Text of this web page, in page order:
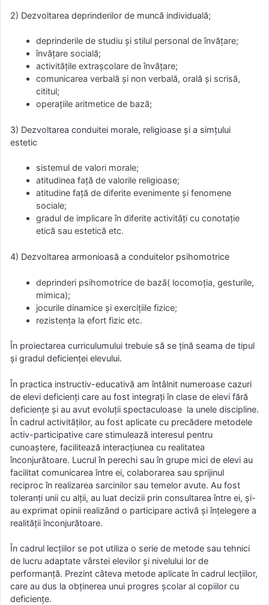
2) Dezvoltarea deprinderilor de muncă individuală;
deprinderile de studiu și stilul personal de învățare;
învățare socială;
activitățile extrașcolare de învățare;
comunicarea verbală și non verbală, orală și scrisă,
cititul;
operațiile aritmetice de bază;
3) Dezvoltarea conduitei morale, religioase și a simțului
estetic
sistemul de valori morale;
atitudinea față de valorile religioase;
atitudine față de diferite evenimente și fenomene
sociale;
gradul de implicare în diferite activități cu conotație
etică sau estetică etc.
4) Dezvoltarea armonioasă a conduitelor psihomotrice
deprinderi psihomotrice de bază( locomoția, gesturile,
mimica);
jocurile dinamice și exercițiile fizice;
rezistența la efort fizic etc.
În proiectarea curriculumului trebuie să se țină seama de tipul
și gradul deficienței elevului.
În practica instructiv-educativă am întâlnit numeroase cazuri
de elevi deficienți care au fost integrați în clase de elevi fără
deficiențe și au avut evoluții spectaculoase la unele discipline.
În cadrul activităților, au fost aplicate cu precădere metodele
activ-participative care stimulează interesul pentru
cunoaștere, facilitează interacțiunea cu realitatea
înconjurătoare. Lucrul în perechi sau în grupe mici de elevi au
facilitat comunicarea între ei, colaborarea sau sprijinul
reciproc în realizarea sarcinilor sau temelor avute. Au fost
toleranți unii cu alții, au luat decizii prin consultarea între ei, și-
au exprimat opinii realizând o participare activă și înțelegere a
realității înconjurătoare.
În cadrul lecțiilor se pot utiliza o serie de metode sau tehnici
de lucru adaptate vârstei elevilor și nivelului lor de
performanță. Prezint câteva metode aplicate în cadrul lecțiilor,
care au dus la obținerea unui progres școlar al copiilor cu
deficiențe.